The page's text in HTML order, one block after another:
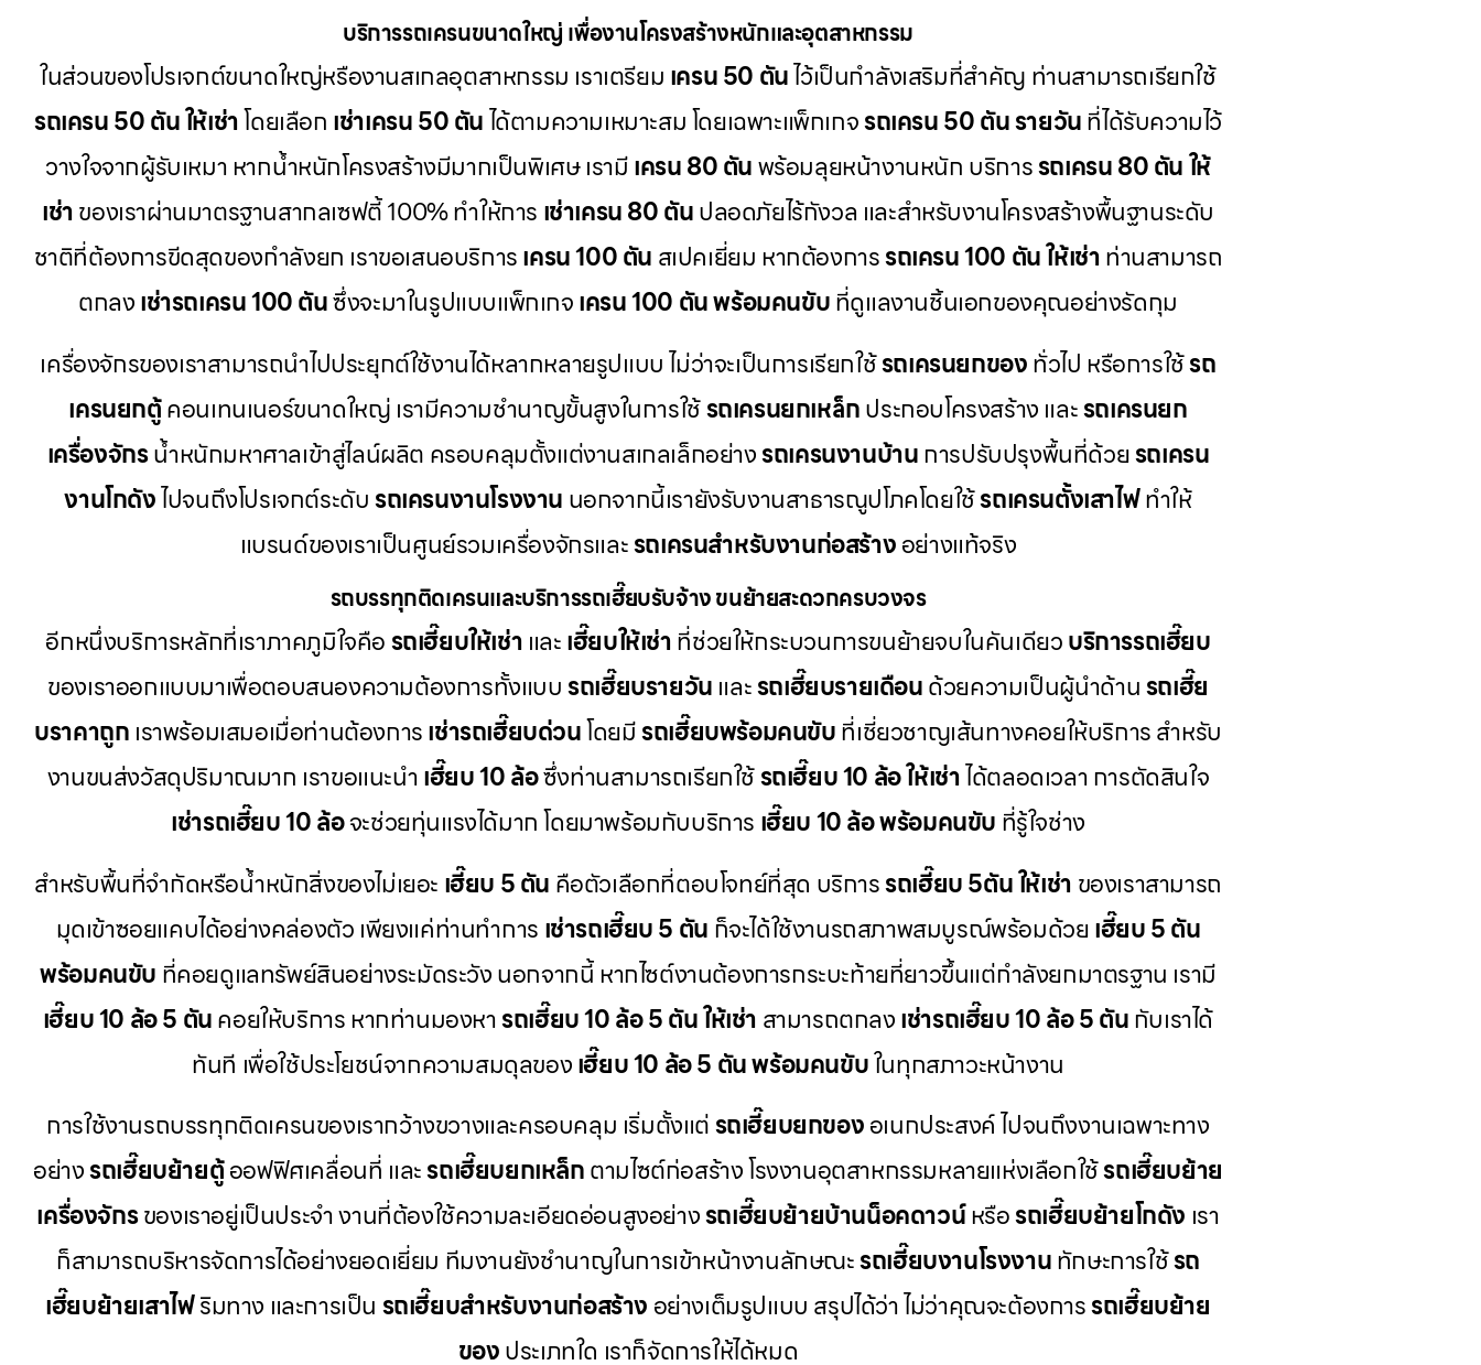
บริการรถเครนขนาดใหญ่ เพื่องานโครงสร้างหนักและอุตสาหกรรม
ในส่วนของโปรเจกต์ขนาดใหญ่หรืองานสเกลอุตสาหกรรม เราเตรียม เครน 50 ตันไว้เป็นกำลังเสริมที่สำคัญ ท่านสามารถเรียกใช้
รถเครน 50 ตัน ให้เช่าโดยเลือก เช่าเครน 50 ตันได้ตามความเหมาะสม โดยเฉพาะแพ็กเกจรถเครน 50 ตัน รายวันที่ได้รับความไว้
วางใจจากผู้รับเหมา หากน้ำหนักโครงสร้างมีมากเป็นพิเศษ เรามีเครน 80 ตันพร้อมลุยหน้างานหนัก บริการรถเครน 80 ตัน ให้
เช่าของเราผ่านมาตรฐานสากลเซฟตี้ 100% ทำให้การ เช่าเครน 80 ตันปลอดภัยไร้กังวล และสำหรับงานโครงสร้างพื้นฐานระดับ
ชาติที่ต้องการขีดสุดของกำลังยก เราขอเสนอบริการเครน 100 ตัน สเปคเยี่ยม หากต้องการรถเครน 100 ตัน ให้เช่าท่านสามารถ
ตกลงเช่ารถเครน 100 ตันซึ่งจะมาในรูปแบบแพ็กเกจเครน 100 ตัน พร้อมคนขับที่ดูแลงานชิ้นเอกของคุณอย่างรัดกุม
เครื่องจักรของเราสามารถนำไปประยุกต์ใช้งานได้หลากหลายรูปแบบ ไม่ว่าจะเป็นการเรียกใช้รถเครนยกของทั่วไป หรือการใช้รถ
เครนยกตู้คอนเทนเนอร์ขนาดใหญ่ เรามีความชำนาญขั้นสูงในการใช้รถเครนยกเหล็กประกอบโครงสร้าง และรถเครนยก
เครื่องจักรน้ำหนักมหาศาลเข้าสู่ไลน์ผลิต ครอบคลุมตั้งแต่งานสเกลเล็กอย่างรถเครนงานบ้านการปรับปรุงพื้นที่ด้วยรถเครน
งานโกดังไปจนถึงโปรเจกต์ระดับรถเครนงานโรงงาน นอกจากนี้เรายังรับงานสาธารณูปโภคโดยใช้รถเครนตั้งเสาไฟทำให้
แบรนด์ของเราเป็นศูนย์รวมเครื่องจักรและรถเครนสำหรับงานก่อสร้างอย่างแท้จริง
รถบรรทุกติดเครนและบริการรถเฮี๊ยบรับจ้าง ขนย้ายสะดวกครบวงจร
อีกหนึ่งบริการหลักที่เราภาคภูมิใจคือรถเฮี๊ยบให้เช่า และเฮี๊ยบให้เช่าที่ช่วยให้กระบวนการขนย้ายจบในคันเดียวบริการรถเฮี๊ยบ
ของเราออกแบบมาเพื่อตอบสนองความต้องการทั้งแบบรถเฮี๊ยบรายวัน และรถเฮี๊ยบรายเดือนด้วยความเป็นผู้นำด้านรถเฮี๊ย
บราคาถูก เราพร้อมเสมอเมื่อท่านต้องการเช่ารถเฮี๊ยบด่วนโดยมีรถเฮี๊ยบพร้อมคนขับที่เชี่ยวชาญเส้นทางคอยให้บริการ สำหรับ
งานขนส่งวัสดุปริมาณมาก เราขอแนะนำเฮี๊ยบ 10 ล้อซึ่งท่านสามารถเรียกใช้รถเฮี๊ยบ 10 ล้อ ให้เช่าได้ตลอดเวลา การตัดสินใจ
เช่ารถเฮี๊ยบ 10 ล้อจะช่วยทุ่นแรงได้มาก โดยมาพร้อมกับบริการ เฮี๊ยบ 10 ล้อ พร้อมคนขับ ที่รู้ใจช่าง
สำหรับพื้นที่จำกัดหรือน้ำหนักสิ่งของไม่เยอะ เฮี๊ยบ 5 ตัน คือตัวเลือกที่ตอบโจทย์ที่สุด บริการรถเฮี๊ยบ 5ตัน ให้เช่า ของเราสามารถ
มุดเข้าซอยแคบได้อย่างคล่องตัว เพียงแค่ท่านทำการ เช่ารถเฮี๊ยบ 5 ตัน ก็จะได้ใช้งานรถสภาพสมบูรณ์พร้อมด้วยเฮี๊ยบ 5 ตัน
พร้อมคนขับ ที่คอยดูแลทรัพย์สินอย่างระมัดระวัง นอกจากนี้ หากไซต์งานต้องการกระบะท้ายที่ยาวขึ้นแต่กำลังยกมาตรฐาน เรามี
เฮี๊ยบ 10 ล้อ 5 ตันคอยให้บริการ หากท่านมองหารถเฮี๊ยบ 10 ล้อ 5 ตัน ให้เช่า สามารถตกลงเช่ารถเฮี๊ยบ 10 ล้อ 5 ตันกับเราได้
ทันที เพื่อใช้ประโยชน์จากความสมดุลของเฮี๊ยบ 10 ล้อ 5 ตัน พร้อมคนขับในทุกสภาวะหน้างาน
การใช้งานรถบรรทุกติดเครนของเรากว้างขวางและครอบคลุม เริ่มตั้งแต่รถเฮี๊ยบยกของอเนกประสงค์ ไปจนถึงงานเฉพาะทาง
อย่างรถเฮี๊ยบย้ายตู้ออฟฟิศเคลื่อนที่ และรถเฮี๊ยบยกเหล็กตามไซต์ก่อสร้าง โรงงานอุตสาหกรรมหลายแห่งเลือกใช้รถเฮี๊ยบย้าย
เครื่องจักรของเราอยู่เป็นประจำ งานที่ต้องใช้ความละเอียดอ่อนสูงอย่างรถเฮี๊ยบย้ายบ้านน็อคดาวน์หรือรถเฮี๊ยบย้ายโกดัง เรา
ก็สามารถบริหารจัดการได้อย่างยอดเยี่ยม ทีมงานยังชำนาญในการเข้าหน้างานลักษณะรถเฮี๊ยบงานโรงงานทักษะการใช้รถ
เฮี๊ยบย้ายเสาไฟริมทาง และการเป็น รถเฮี๊ยบสำหรับงานก่อสร้าง อย่างเต็มรูปแบบ สรุปได้ว่า ไม่ว่าคุณจะต้องการรถเฮี๊ยบย้าย
ของประเภทใด เราก็จัดการให้ได้หมด